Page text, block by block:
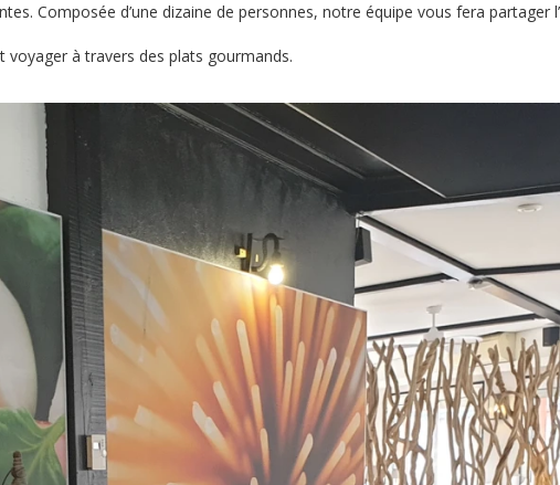
Composée d’une dizaine de personnes, notre équipe vous fera partager
voyager à travers des plats gourmands.